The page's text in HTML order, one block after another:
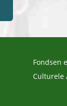
Fondsen
Culturele